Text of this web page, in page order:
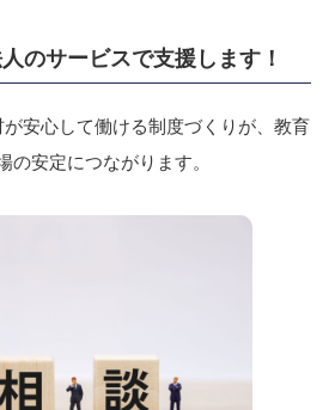
のサービスで支援します！
安心して働ける制度づくりが、教育
の安定につながります。